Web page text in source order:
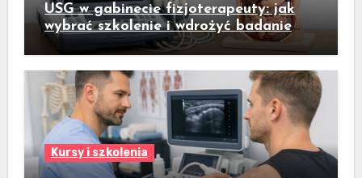
USG w gabinecie fizjoterapeuty: jak
wybrać szkolenie i wdrożyć badanie
ultrasonograficzne do codziennej
praktyki
Kursy i szkolenia